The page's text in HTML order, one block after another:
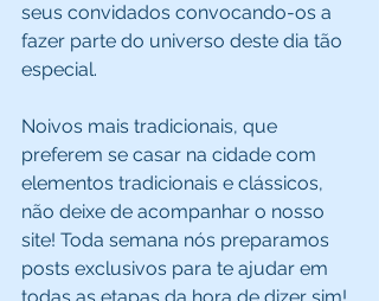
seus convidados convocando-os a
fazer parte do universo deste dia tão
especial.
Noivos mais tradicionais, que
preferem se casar na cidade com
elementos tradicionais e clássicos,
não deixe de acompanhar o nosso
site! Toda semana nós preparamos
posts exclusivos para te ajudar em